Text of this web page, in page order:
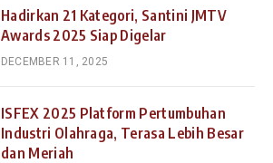
Hadirkan 21 Kategori, Santini JMTV
Awards 2025 Siap Digelar
DECEMBER 11, 2025
ISFEX 2025 Platform Pertumbuhan
Industri Olahraga, Terasa Lebih Besar
dan Meriah